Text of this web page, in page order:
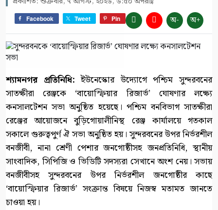
Facebook Tweet Pin অ- অ+
শ্যামনগর প্রতিনিধি: ইউনেস্কোর উদ্যোগে পশ্চিম সুন্দরবনের
সাতক্ষীরা রেঞ্জকে ‘বায়োস্ফিয়ার রিজার্ভ’ ঘোষণার লক্ষ্যে
কনসালটেশন সভা অনুষ্ঠিত হয়েছে। পশ্চিম বনবিভাগ সাতক্ষীরা
রেঞ্জের আয়োজনে বুড়িগোয়ালীনিস্থ রেঞ্জ কার্যালয়ে গতকাল
সকালে গুরুত্বপুর্ণ ঐ সভা অনুষ্ঠিত হয়। সুন্দরবনের উপর নির্ভরশীল
বনজীবী, নানা শ্রেণী পেশার জনগোষ্ঠীসহ জনপ্রতিনিধি, স্থানীয়
সাংবাদিক, সিপিজি ও ভিডিটি সদস্যরা সেখানে অংশ নেয়। সভায়
বনজীবীসহ সুন্দরবনের উপর নির্ভরশীল জনগোষ্ঠীর কাছে
‘বায়োস্ফিয়ার রিজার্ভ’ সংক্রান্ত বিষয়ে নিজস্ব মতামত জানতে
চাওয়া হয়।